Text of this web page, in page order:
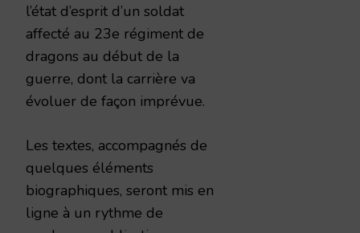
l’état d’esprit d’un soldat
affecté au 23e régiment de
dragons au début de la
guerre, dont la carrière va
évoluer de façon imprévue.
Les textes, accompagnés de
quelques éléments
biographiques, seront mis en
ligne à un rythme de